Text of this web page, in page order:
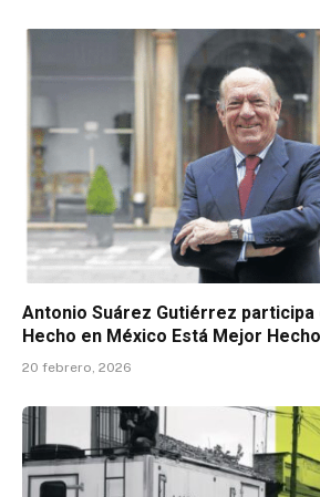
Antonio Suárez Gutiérrez participa
Hecho en México Está Mejor
20 febrero, 2026